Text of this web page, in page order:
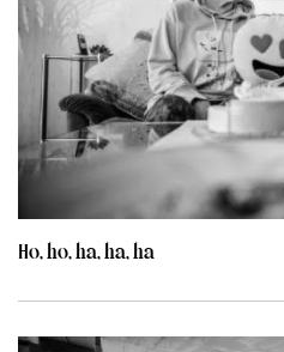
Ho, ho, ha, ha, ha